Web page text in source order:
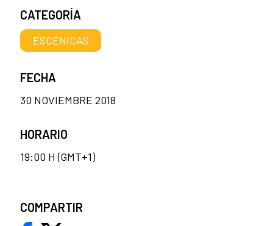
CATEGORÍA
ESCÉNICAS
FECHA
30 NOVIEMBRE 2018
HORARIO
19:00 H (GMT+1)
COMPARTIR